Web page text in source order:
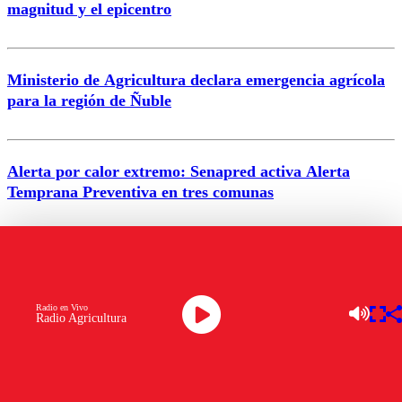
magnitud y el epicentro
Ministerio de Agricultura declara emergencia agrícola
para la región de Ñuble
Alerta por calor extremo: Senapred activa Alerta
Temprana Preventiva en tres comunas
Radio Agricultura
Radio en Vivo